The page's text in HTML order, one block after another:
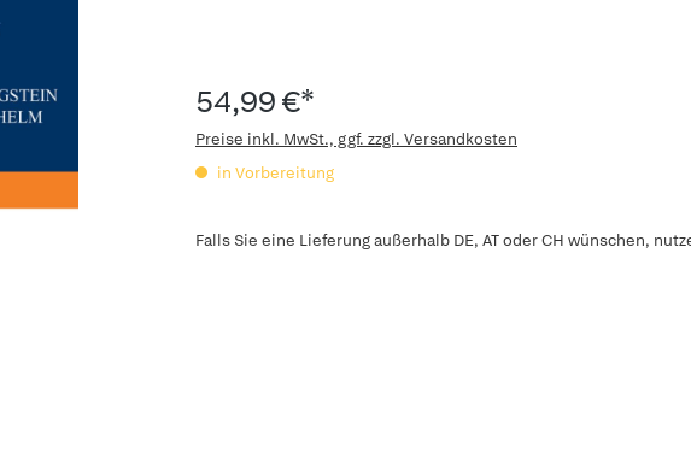
54,99 €*
Preise inkl. MwSt., ggf. zzgl. Versandkosten
in Vorbereitung
Falls Sie eine Lieferung außerhalb DE, AT oder CH wünschen,